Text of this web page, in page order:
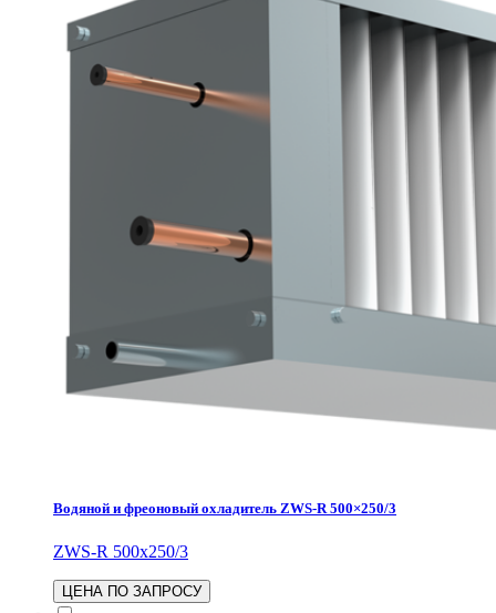
Водяной и фреоновый охладитель ZWS-R 500×250/3
ZWS-R 500x250/3
ЦЕНА ПО ЗАПРОСУ